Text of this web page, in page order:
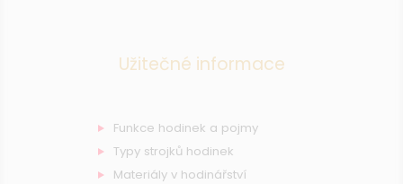
Užitečné informace
Funkce hodinek a pojmy
Typy strojků hodinek
Materiály v hodinářství